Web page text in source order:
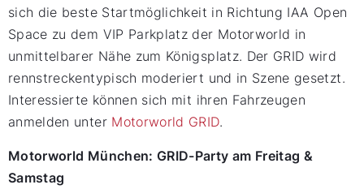
sich die beste Startmöglichkeit in Richtung IAA Open
Space zu dem VIP Parkplatz der Motorworld in
unmittelbarer Nähe zum Königsplatz. Der GRID wird
rennstreckentypisch moderiert und in Szene gesetzt.
Interessierte können sich mit ihren Fahrzeugen
anmelden unter Motorworld GRID.
Motorworld München: GRID-Party am Freitag &
Samstag